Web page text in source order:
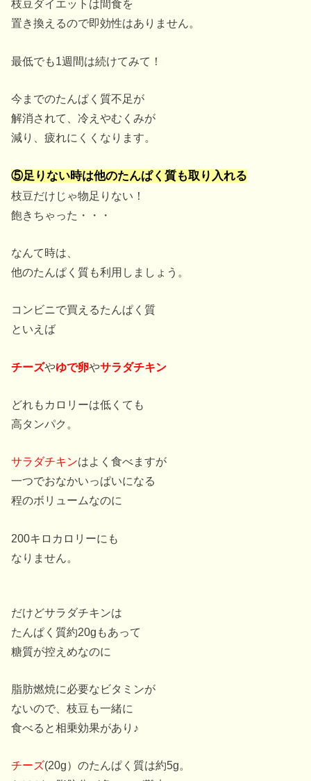
枝豆ダイエットは間食を
置き換えるので即効性はありません。
最低でも1週間は続けてみて！
今までのたんぱく質不足が
解消されて、冷えやむくみが
減り、疲れにくくなります。
⑤足りない時は他のたんぱく質も取り入れる
枝豆だけじゃ物足りない！
飽きちゃった・・・
なんて時は、
他のたんぱく質も利用しましょう。
コンビニで買えるたんぱく質
といえば
チーズやゆで卵やサラダチキン
どれもカロリーは低くても
高タンパク。
サラダチキンはよく食べますが
一つでおなかいっぱいになる
程のボリュームなのに
200キロカロリーにも
なりません。
だけどサラダチキンは
たんぱく質約20gもあって
糖質が控えめなのに
脂肪燃焼に必要なビタミンが
ないので、枝豆も一緒に
食べると相乗効果があり♪
チーズ(20g）のたんぱく質は約5g。